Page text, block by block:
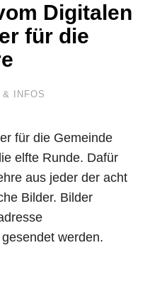
Digitalen
für die
& INFOS
für die Gemeinde
elfte Runde. Dafür
aus jeder der acht
Bilder. Bilder
werden.